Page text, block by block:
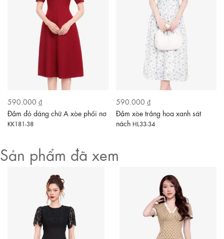
590.000 ₫
Đầm đỏ dáng chữ A xòe phối nơ
KK181-38
590.000 ₫
Đầm xòe trắng hoa xanh sát
nách HL33-34
Sản phẩm đã xem